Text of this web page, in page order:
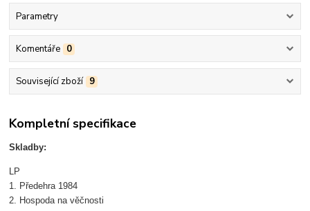
Parametry
Komentáře 0
Související zboží 9
Kompletní specifikace
Skladby:
LP
1. Předehra 1984
2. Hospoda na věčnosti